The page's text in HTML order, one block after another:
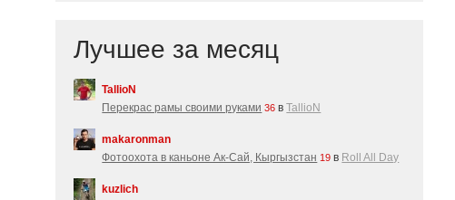
Лучшее за месяц
TallioN
Перекрас рамы своими руками 36 вTallioN
makaronman
Фотоохота в каньоне Ак-Cай, Кыргызстан 19 в Roll All Day
kuzlich